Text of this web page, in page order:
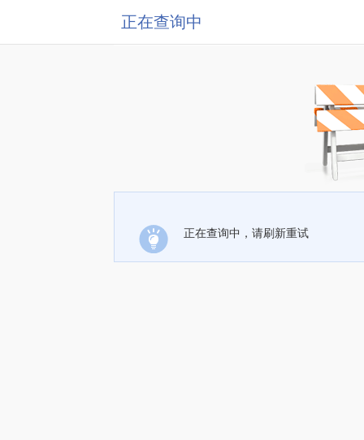
正在查询中
正在查询中，请刷新重试